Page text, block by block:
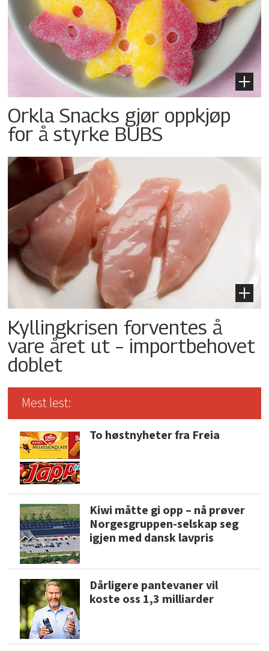
Orkla Snacks gjør oppkjøp
for å styrke BUBS
Kyllingkrisen forventes å
vare året ut – importbehovet
doblet
Mest lest:
To høstnyheter fra Freia
Kiwi måtte gi opp – nå prøver
Norgesgruppen-selskap seg
igjen med dansk lavpris
Dårligere pantevaner vil
koste oss 1,3 milliarder